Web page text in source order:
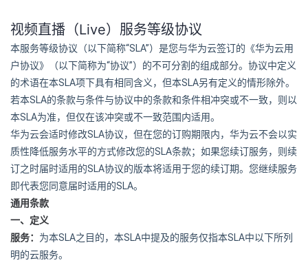
视频直播（Live）服务等级协议
本服务等级协议（以下简称“SLA”）是您与华为云签订的《华为云用
户协议》（以下简称为“协议”）的不可分割的组成部分。协议中定义
的术语在本SLA项下具有相同含义，但本SLA另有定义的情形除外。
若本SLA的条款与条件与协议中的条款和条件相冲突或不一致，则以
本SLA为准，但仅在该冲突或不一致范围内适用。
华为云会适时修改SLA协议，但在您的订购期限内，华为云不会以实
质性降低服务水平的方式修改您的SLA条款；如果您续订服务，则续
订之时届时适用的SLA协议的版本将适用于您的续订期。您继续服务
即代表您同意届时适用的SLA。
通用条款
一、定义
服务： 为本SLA之目的，本SLA中提及的服务仅指本SLA中以下所列
明的云服务。